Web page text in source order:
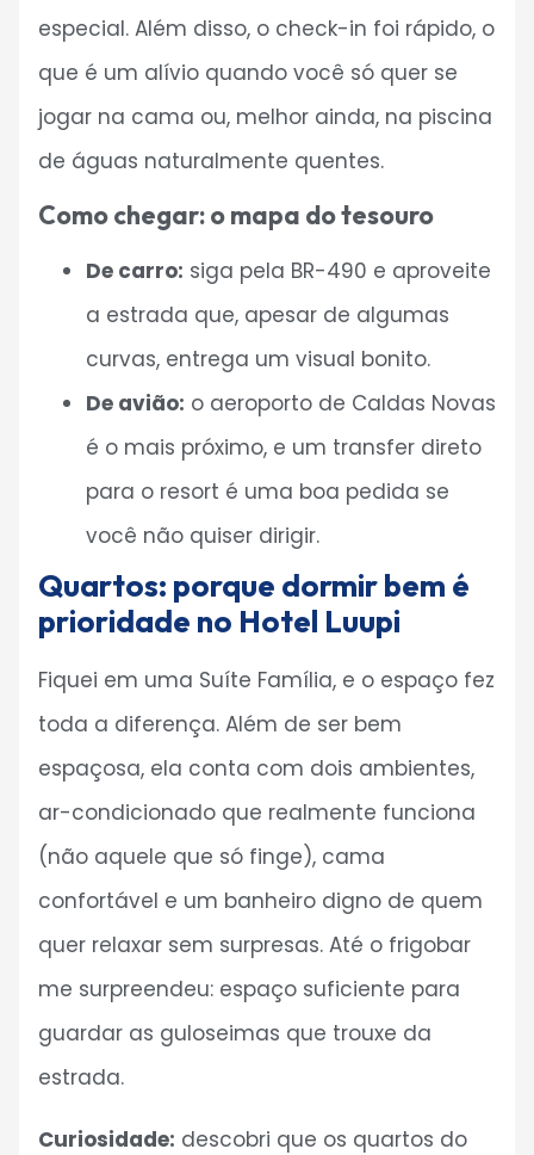
especial. Além disso, o check-in foi rápido, o
que é um alívio quando você só quer se
jogar na cama ou, melhor ainda, na piscina
de águas naturalmente quentes.
Como chegar: o mapa do tesouro
De carro: siga pela BR-490 e aproveite
a estrada que, apesar de algumas
curvas, entrega um visual bonito.
De avião: o aeroporto de Caldas Novas
é o mais próximo, e um transfer direto
para o resort é uma boa pedida se
você não quiser dirigir.
Quartos: porque dormir bem é
prioridade no Hotel Luupi
Fiquei em uma Suíte Família, e o espaço fez
toda a diferença. Além de ser bem
espaçosa, ela conta com dois ambientes,
ar-condicionado que realmente funciona
(não aquele que só finge), cama
confortável e um banheiro digno de quem
quer relaxar sem surpresas. Até o frigobar
me surpreendeu: espaço suficiente para
guardar as guloseimas que trouxe da
estrada.
Curiosidade: descobri que os quartos do